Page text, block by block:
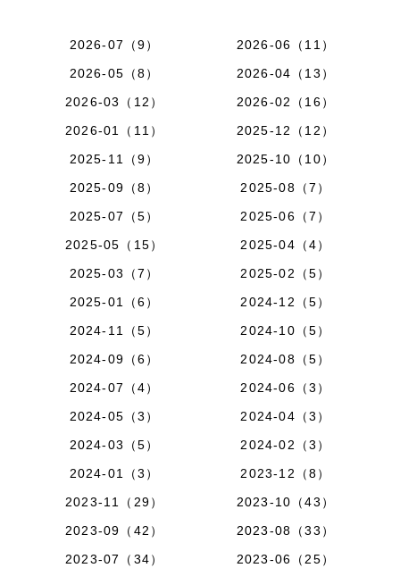
2026-07（9）
2026-06（11）
2026-05（8）
2026-04（13）
2026-03（12）
2026-02（16）
2026-01（11）
2025-12（12）
2025-11（9）
2025-10（10）
2025-09（8）
2025-08（7）
2025-07（5）
2025-06（7）
2025-05（15）
2025-04（4）
2025-03（7）
2025-02（5）
2025-01（6）
2024-12（5）
2024-11（5）
2024-10（5）
2024-09（6）
2024-08（5）
2024-07（4）
2024-06（3）
2024-05（3）
2024-04（3）
2024-03（5）
2024-02（3）
2024-01（3）
2023-12（8）
2023-11（29）
2023-10（43）
2023-09（42）
2023-08（33）
2023-07（34）
2023-06（25）